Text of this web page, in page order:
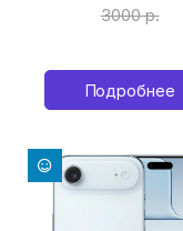
3000 р.
Подробнее